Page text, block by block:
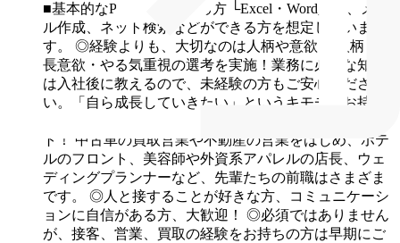
■基本的なPC操作ができる方 └Excel・Word入力、メー
ル作成、ネット検索などができる方を想定していま
す。
◎経験よりも、大切なのは人柄や意欲！
人柄・成
長意欲・やる気重視の選考を実施！業務に必要な知識
は入社後に教えるので、未経験の方もご安心くださ
い。「自ら成長していきたい」というキモチをお持ち
ト！
中古車の買取営業や不動産の営業をはじめ、ホテ
ルのフロント、美容師や外資系アパレルの店長、ウェ
ディングプランナーなど、先輩たちの前職はさまざま
です。
◎人と接することが好きな方、コミュニケーシ
ョンに自信がある方、大歓迎！
◎必須ではありません
が、接客、営業、買取の経験をお持ちの方は早期にご